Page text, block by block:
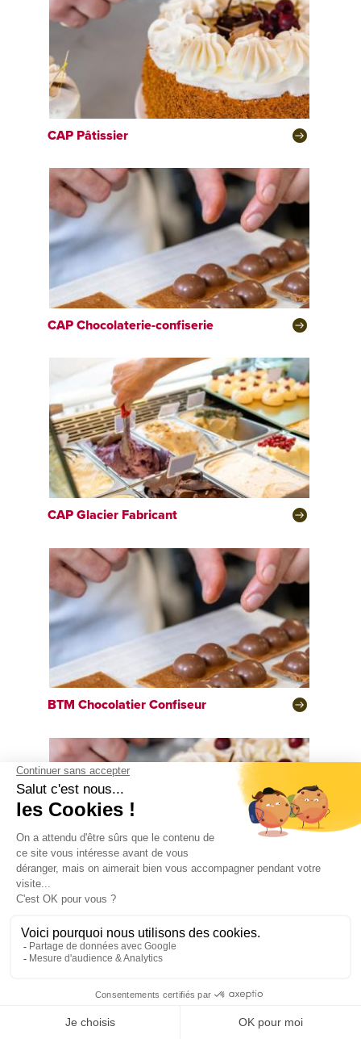
CAP Pâtissier
CAP Chocolaterie-confiserie
CAP Glacier Fabricant
BTM Chocolatier Confiseur
BTMPâtissier confiseur glacier traiteur